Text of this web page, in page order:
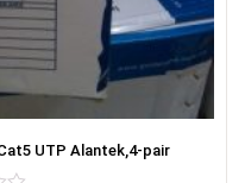
UTP Alantek,4-pair